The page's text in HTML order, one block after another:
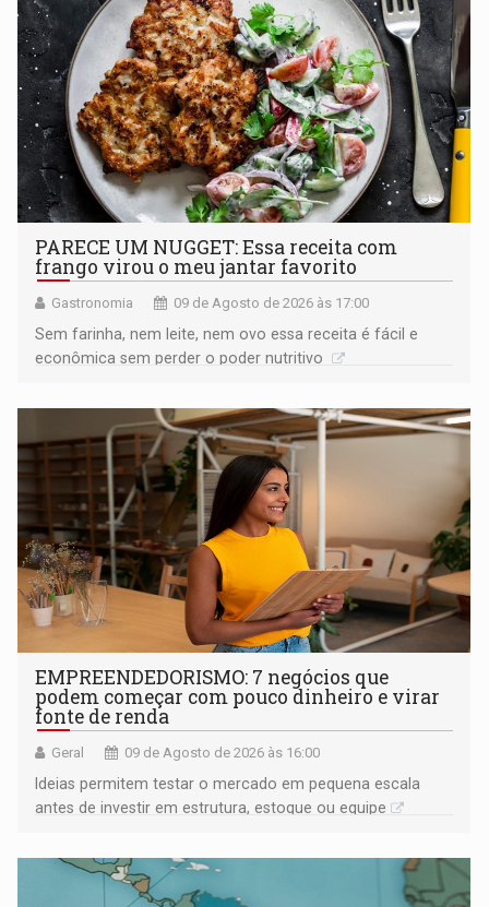
PARECE UM NUGGET: Essa receita com
frango virou o meu jantar favorito
Gastronomia 09 de Agosto de 2026 às 17:00
Sem farinha, nem leite, nem ovo essa receita é fácil e
econômica sem perder o poder nutritivo
EMPREENDEDORISMO: 7 negócios que
podem começar com pouco dinheiro e virar
fonte de renda
Geral 09 de Agosto de 2026 às 16:00
Ideias permitem testar o mercado em pequena escala
antes de investir em estrutura, estoque ou equipe